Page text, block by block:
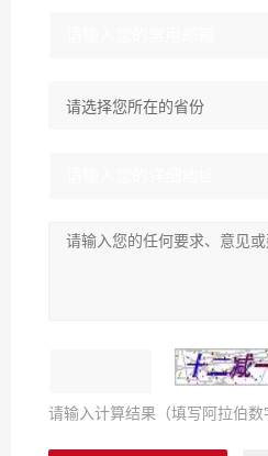
请输入计算结果（填写阿拉伯